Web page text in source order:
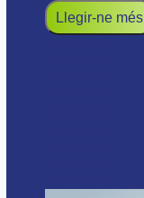
Llegir-ne més